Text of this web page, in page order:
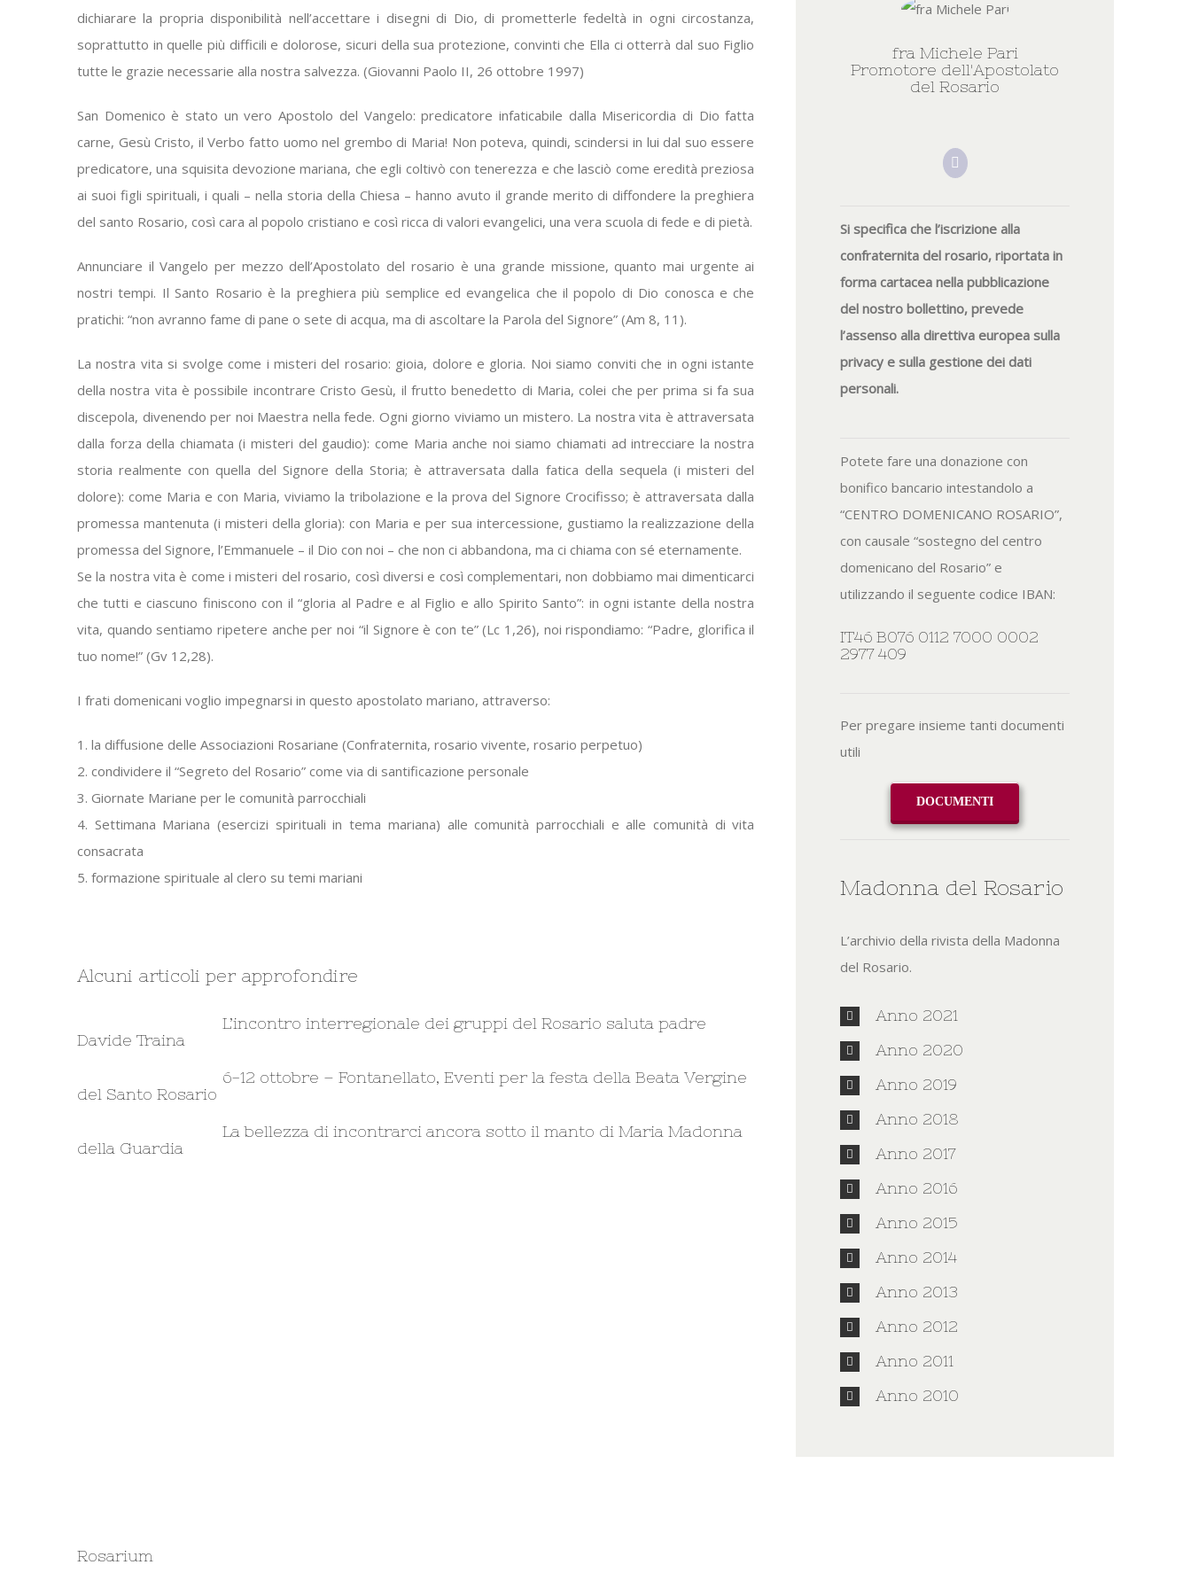
dichiarare la propria disponibilità nell’accettare i disegni di Dio, di prometterle fedeltà in ogni circostanza,
soprattutto in quelle più difficili e dolorose, sicuri della sua protezione, convinti che Ella ci otterrà dal suo Figlio
tutte le grazie necessarie alla nostra salvezza. (Giovanni Paolo II, 26 ottobre 1997)
San Domenico è stato un vero Apostolo del Vangelo: predicatore infaticabile dalla Misericordia di Dio fatta
carne, Gesù Cristo, il Verbo fatto uomo nel grembo di Maria! Non poteva, quindi, scindersi in lui dal suo essere
predicatore, una squisita devozione mariana, che egli coltivò con tenerezza e che lasciò come eredità preziosa
ai suoi figli spirituali, i quali – nella storia della Chiesa – hanno avuto il grande merito di diffondere la preghiera
del santo Rosario, così cara al popolo cristiano e così ricca di valori evangelici, una vera scuola di fede e di pietà.
Annunciare il Vangelo per mezzo dell’Apostolato del rosario è una grande missione, quanto mai urgente ai
nostri tempi. Il Santo Rosario è la preghiera più semplice ed evangelica che il popolo di Dio conosca e che
pratichi: “non avranno fame di pane o sete di acqua, ma di ascoltare la Parola del Signore” (Am 8, 11).
La nostra vita si svolge come i misteri del rosario: gioia, dolore e gloria. Noi siamo conviti che in ogni istante
della nostra vita è possibile incontrare Cristo Gesù, il frutto benedetto di Maria, colei che per prima si fa sua
discepola, divenendo per noi Maestra nella fede. Ogni giorno viviamo un mistero. La nostra vita è attraversata
dalla forza della chiamata (i misteri del gaudio): come Maria anche noi siamo chiamati ad intrecciare la nostra
storia realmente con quella del Signore della Storia; è attraversata dalla fatica della sequela (i misteri del
dolore): come Maria e con Maria, viviamo la tribolazione e la prova del Signore Crocifisso; è attraversata dalla
promessa mantenuta (i misteri della gloria): con Maria e per sua intercessione, gustiamo la realizzazione della
promessa del Signore, l’Emmanuele – il Dio con noi – che non ci abbandona, ma ci chiama con sé eternamente.
Se la nostra vita è come i misteri del rosario, così diversi e così complementari, non dobbiamo mai dimenticarci
che tutti e ciascuno finiscono con il “gloria al Padre e al Figlio e allo Spirito Santo”: in ogni istante della nostra
vita, quando sentiamo ripetere anche per noi “il Signore è con te” (Lc 1,26), noi rispondiamo: “Padre, glorifica il
tuo nome!” (Gv 12,28).
I frati domenicani voglio impegnarsi in questo apostolato mariano, attraverso:
1. la diffusione delle Associazioni Rosariane (Confraternita, rosario vivente, rosario perpetuo)
2. condividere il “Segreto del Rosario” come via di santificazione personale
3. Giornate Mariane per le comunità parrocchiali
4. Settimana Mariana (esercizi spirituali in tema mariana) alle comunità parrocchiali e alle comunità di vita
consacrata
5. formazione spirituale al clero su temi mariani
Alcuni articoli per approfondire
L’incontro interregionale dei gruppi del Rosario saluta padre
Davide Traina
6-12 ottobre – Fontanellato, Eventi per la festa della Beata Vergine
del Santo Rosario
La bellezza di incontrarci ancora sotto il manto di Maria Madonna
della Guardia
fra Michele Pari
Promotore dell'Apostolato
del Rosario
Si specifica che l’iscrizione alla
confraternita del rosario, riportata in
forma cartacea nella pubblicazione
del nostro bollettino, prevede
l’assenso alla direttiva europea sulla
privacy e sulla gestione dei dati
personali.
Potete fare una donazione con
bonifico bancario intestandolo a
“CENTRO DOMENICANO ROSARIO”,
con causale “sostegno del centro
domenicano del Rosario” e
utilizzando il seguente codice IBAN:
IT46 B076 0112 7000 0002
2977 409
Per pregare insieme tanti documenti
utili
DOCUMENTI
Madonna del Rosario
L’archivio della rivista della Madonna
del Rosario.
Anno 2021
Anno 2020
Anno 2019
Anno 2018
Anno 2017
Anno 2016
Anno 2015
Anno 2014
Anno 2013
Anno 2012
Anno 2011
Anno 2010
Rosarium